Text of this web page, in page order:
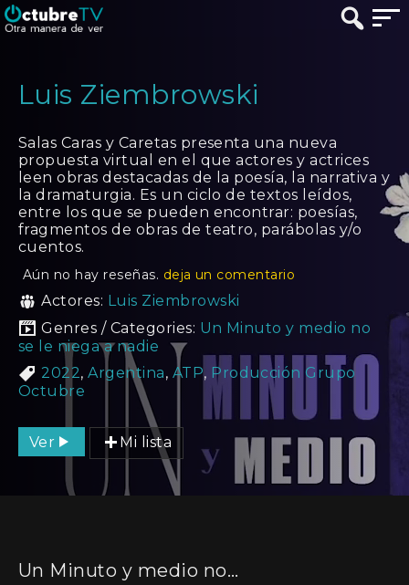
Luis Ziembrowski
Salas Caras y Caretas presenta una nueva
propuesta virtual en el que actores y actrices
leen obras destacadas de la poesía, la narrativa y
la dramaturgia. Es un ciclo de textos leídos,
entre los que se pueden encontrar: poesías,
fragmentos de obras de teatro, parábolas y/o
cuentos.
Aún no hay reseñas. deja un comentario
Actores: Luis Ziembrowski
Genres / Categories: Un Minuto y medio no
se le niega a nadie
2022,Argentina, ATP, Producción Grupo
Octubre
Ver Mi lista
Un Minuto y medio no se le niega a nadie